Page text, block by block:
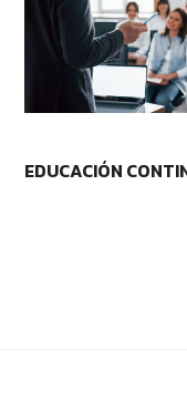
EDUCACIÓN